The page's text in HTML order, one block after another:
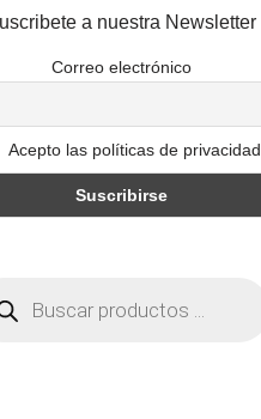
a nuestra Newsletter
Correo electrónico
Acepto las políticas de privacidad